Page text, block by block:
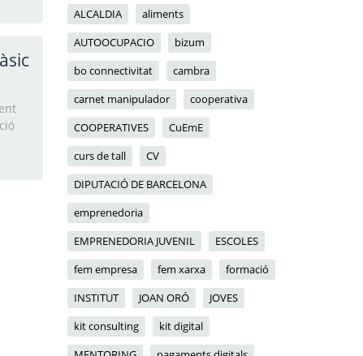
ALCALDIA
aliments
AUTOOCUPACIO
bizum
bo connectivitat
cambra
carnet manipulador
cooperativa
COOPERATIVES
CuEmE
curs de tall
CV
DIPUTACIÓ DE BARCELONA
emprenedoria
EMPRENEDORIA JUVENIL
ESCOLES
fem empresa
fem xarxa
formació
INSTITUT
JOAN ORÓ
JOVES
kit consulting
kit digital